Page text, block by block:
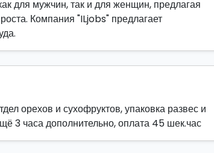
для мужчин, так и для женщин, предлагая
Компания "ILjobs" предлагает
орехов и сухофруктов, упаковка развес и
3 часа дополнительно, оплата 45 шек.час